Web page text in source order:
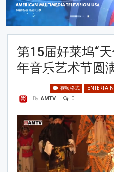
第15届好莱坞“
年音乐艺术节圆
视频格式
By AMTV 0